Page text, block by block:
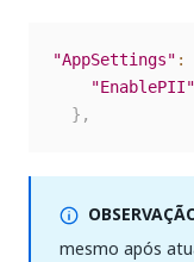
"AppSettings" :
"EnablePII"
} ,
mesmo após